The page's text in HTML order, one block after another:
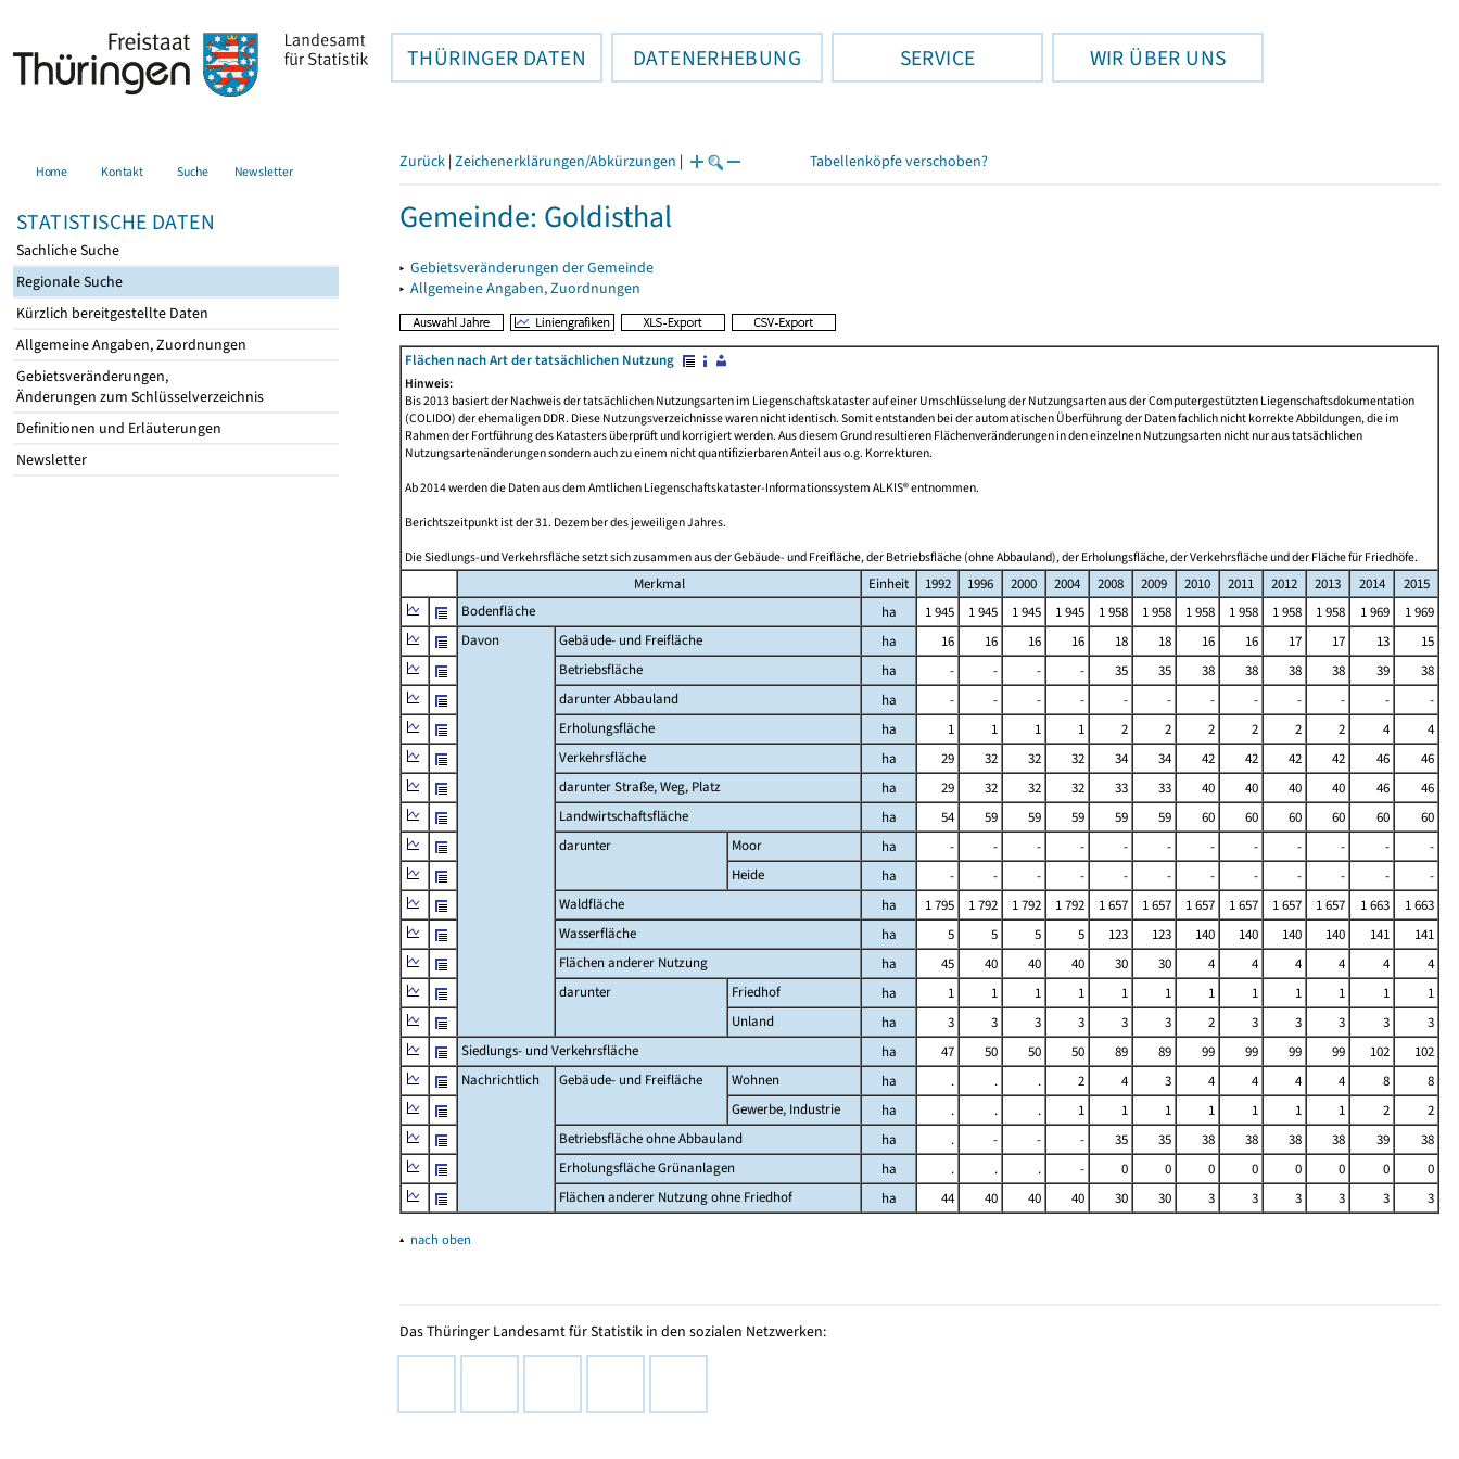
THÜRINGER DATEN DATENERHEBUNG SERVICE WIR ÜBER UNS
Home Kontakt Suche Newsletter
STATISTISCHE DATEN
Sachliche Suche
Regionale Suche
Kürzlich bereitgestellte Daten
Allgemeine Angaben, Zuordnungen
Gebietsveränderungen,
Änderungen zum Schlüsselverzeichnis
Definitionen und Erläuterungen
Newsletter
Zurück | Zeichenerklärungen/Abkürzungen | Tabellenköpfe verschoben?
Gemeinde: Goldisthal
▸ Gebietsveränderungen der Gemeinde
▸ Allgemeine Angaben, Zuordnungen
Flächen nach Art der tatsächlichen Nutzung
Hinweis:
Bis 2013 basiert der Nachweis der tatsächlichen Nutzungsarten im Liegenschaftskataster auf einer Umschlüsselung der Nutzungsarten aus der Computergestützten Liegenschaftsdokumentation
(COLIDO) der ehemaligen DDR. Diese Nutzungsverzeichnisse waren nicht identisch. Somit entstanden bei der automatischen Überführung der Daten fachlich nicht korrekte Abbildungen, die im
Rahmen der Fortführung des Katasters überprüft und korrigiert werden. Aus diesem Grund resultieren Flächenveränderungen in den einzelnen Nutzungsarten nicht nur aus tatsächlichen
Nutzungsartenänderungen sondern auch zu einem nicht quantifizierbaren Anteil aus o.g. Korrekturen.
Ab 2014 werden die Daten aus dem Amtlichen Liegenschaftskataster-Informationssystem ALKIS® entnommen.
Berichtszeitpunkt ist der 31. Dezember des jeweiligen Jahres.
Die Siedlungs-und Verkehrsfläche setzt sich zusammen aus der Gebäude- und Freifläche, der Betriebsfläche (ohne Abbauland), der Erholungsfläche, der Verkehrsfläche und der Fläche für Friedhöfe.
Merkmal Einheit 1992 1996 2000 2004 2008 2009 2010 2011 2012 2013 2014
2015
Bodenfläche
ha 1 945 1 945 1 945 1 945 1 958 1 958 1 958 1 958 1 958 1 958 1 969
1 969
Davon
Gebäude- und Freifläche ha 16 16 16 16 18 18 16 16 17 17 13
15
Betriebsfläche
ha - - - - 35 35 38 38 38 38 39
38
darunter Abbauland
ha - - - - - - - - - - -
-
Erholungsfläche
ha 1 1 1 1 2 2 2 2 2 2 4
4
Verkehrsfläche
ha 29 32 32 32 34 34 42 42 42 42 46
46
darunter Straße, Weg, Platz
ha 29 32 32 32 33 33 40 40 40 40 46
46
Landwirtschaftsfläche
ha 54 59 59 59 59 59 60 60 60 60 60
60
darunter
Moor ha - - - - - - - - - - -
-
Heide
ha - - - - - - - - - - -
-
Waldfläche
ha 1 795 1 792 1 792 1 792 1 657 1 657 1 657 1 657 1 657 1 657 1 663
1 663
Wasserfläche
ha 5 5 5 5 123 123 140 140 140 140 141
141
Flächen anderer Nutzung
ha 45 40 40 40 30 30 4 4 4 4 4
4
darunter
Friedhof ha 1 1 1 1 1 1 1 1 1 1 1
1
Unland
ha 3 3 3 3 3 3 2 3 3 3 3
3
Siedlungs- und Verkehrsfläche
ha 47 50 50 50 89 89 99 99 99 99 102
102
Nachrichtlich
Gebäude- und Freifläche Wohnen ha . . . 2 4 3 4 4 4 4 8
8
Gewerbe, Industrie
ha . . . 1 1 1 1 1 1 1 2
2
Betriebsfläche ohne Abbauland
ha . - - - 35 35 38 38 38 38 39
38
Erholungsfläche Grünanlagen
ha . . . - 0 0 0 0 0 0 0
0
Flächen anderer Nutzung ohne Friedhof
ha 44 40 40 40 30 30 3 3 3 3 3 3
▴ nach oben
Das Thüringer Landesamt für Statistik in den sozialen Netzwerken: